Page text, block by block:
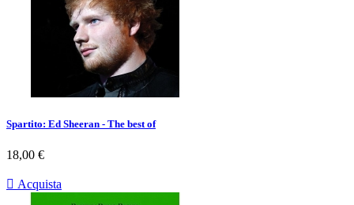
Spartito: Ed Sheeran - The best of
Prezzo
18,00 €
 Acquista